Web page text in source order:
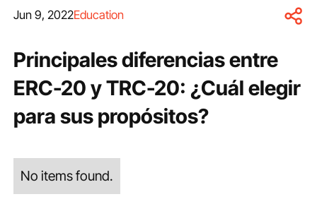
Jun 9, 2022Education
Principales diferencias entre
ERC-20 y TRC-20: ¿Cuál elegir
para sus propósitos?
No items found.